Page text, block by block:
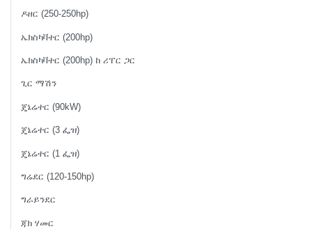
ዶዘር (250-250hp)
ኤክስካቫተር (200hp)
ኤክስካቫተር (200hp) ከ ሪፐር ጋር
ጊር ማሽን
ጄኔሬተር (90kW)
ጄኔሬተር (3 ፌዝ)
ጄኔሬተር (1 ፌዝ)
ግሬደር (120-150hp)
ግራይንደር
ጃክ ሃመር